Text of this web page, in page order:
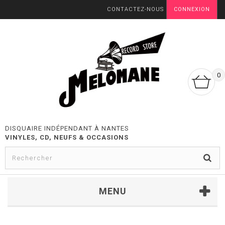
CONNEXION
CONTACTEZ-NOUS
0
DISQUAIRE INDÉPENDANT À NANTES
VINYLES, CD, NEUFS & OCCASIONS
MENU